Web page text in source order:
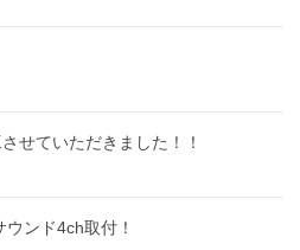
せていただきました！！
ンド4ch取付！